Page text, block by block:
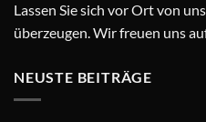
Lassen Sie sich vor Ort von
überzeugen. Wir freuen uns
NEUSTE BEITRÄGE